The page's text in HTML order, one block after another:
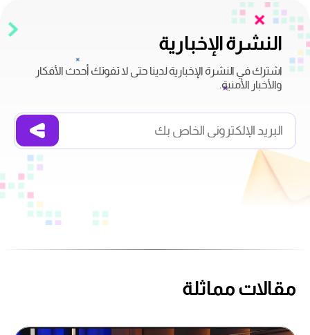
النشرة الإخبارية
اشترك في النشرة الإخبارية لدينا حتى لا تفوتك أحدث الأفكار
والأخبار الأمنية.
مقالات مماثلة